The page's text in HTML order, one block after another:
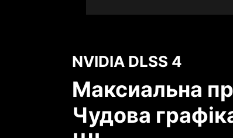
NVIDIA DLSS 4
Максиальна
Чудова